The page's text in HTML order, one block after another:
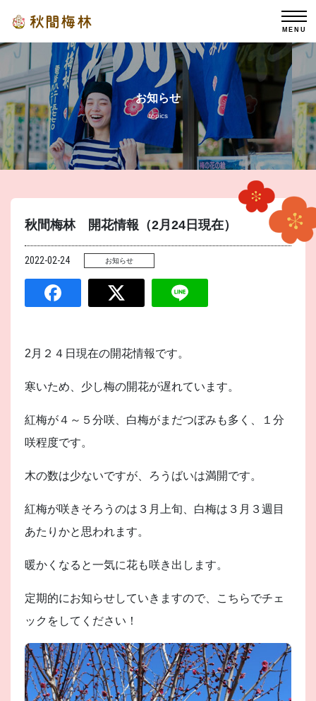
MENU
お知らせ
topics
秋間梅林 開花情報（2月24日現在）
2022-02-24 お知らせ
2月２４日現在の開花情報です。
寒いため、少し梅の開花が遅れています。
紅梅が４～５分咲、白梅がまだつぼみも多く、１分
咲程度です。
木の数は少ないですが、ろうばいは満開です。
紅梅が咲きそろうのは３月上旬、白梅は３月３週目
あたりかと思われます。
暖かくなると一気に花も咲き出します。
定期的にお知らせしていきますので、こちらでチェ
ックをしてください！